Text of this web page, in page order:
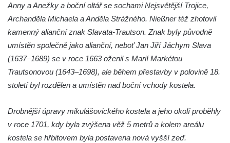
Kaple svatého Klimenta u Bílé věže v
Hradci Králové
Katedrální kostel Svatého Ducha na Velkém
náměstí v Hradci Králové
Kaple na návsi v Radosticích
Výklenková kaple nad studánkou v Režném
Újezdě
Anny a Anežky a boční oltář se sochami Nejsvětější Trojice,
Archanděla Michaela a Anděla Strážného. Nießner též zhotovil
kamenný alianční znak Slavata-Trautson. Znak byly původně
umístěn společně jako alianční, neboť Jan Jiří Jáchym Slava
(1637–1689) se v roce 1663 oženil s Marií Markétou
Trautsonovou (1643–1698), ale během přestavby v polovině 18.
století byl rozdělen a umístěn nad boční vchody kostela.
Drobnější úpravy mikulášovického kostela a jeho okolí proběhly
v roce 1701, kdy byla zvýšena věž 5 metrů a kolem areálu
kostela se hřbitovem byla postavena nová vyšší zeď.